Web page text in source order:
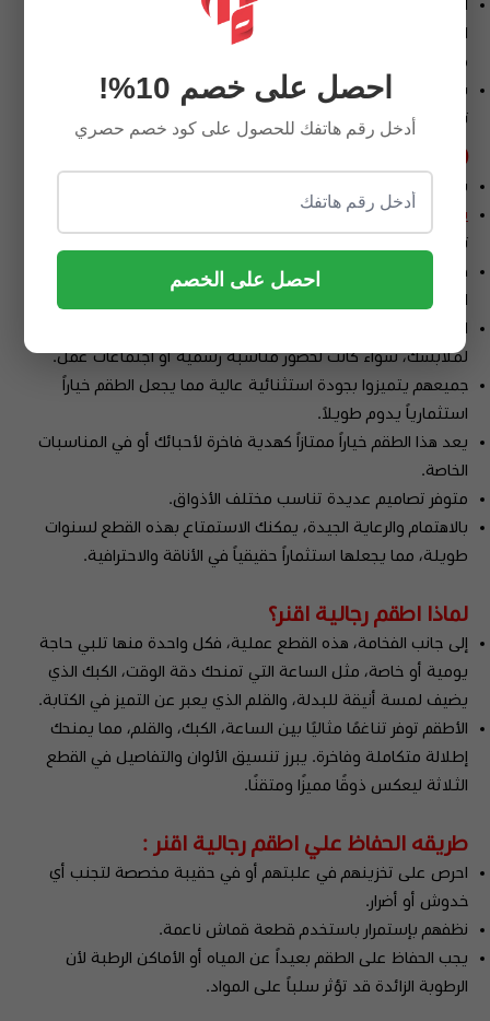
اطقم رجاليه اقنر هي مجموعة متكاملة من الاكسسورات الرجالية
التي تبرز إطلالتك الفاخرة وتكمل مظهرك في كل مناسبة وتضمن لك
مظهراً متناسقاً وجذاباً يعكس ذوقك الرفيع .
يأتي المنتج ضمن ملحقاتها ( علبه ) غير الاصليه في حاله اذا كنت
تريد ملحقات المنتج الاصليه يمكن التواصل مع خدمه العملاء
مميزات اطقم رجالية اقنر :
يتكون كل طقم من ساعة و
ساعات
أقنر بتصاميم راقية تجمع بين الحداثة والكلاسيكية، مع
تفاصيل دقيقة تجعل منها قطعة فنية مميزة.
قلم أقنر يُعتبر إضافة رائعة، سواء كنت تستخدمه في الاجتماعات
المهنية أو كهدية راقية.
الكبك يتميز بتصميمات مبتكرة ودقيقة تضيف لمسة من الرقي
لملابسك، سواء كانت لحضور مناسبة رسمية أو اجتماعات عمل.
جميعهم يتميزوا بجودة استثنائية عالية مما يجعل الطقم خياراً
استثمارياً يدوم طويلاً.
يعد هذا الطقم خياراً ممتازاً كهدية فاخرة لأحبائك أو في المناسبات
الخاصة.
متوفر تصاميم عديدة تناسب مختلف الأذواق.
‎بالاهتمام والرعاية الجيدة، يمكنك الاستمتاع بهذه القطع لسنوات
طويلة، مما يجعلها استثماراً حقيقياً في الأناقة والاحترافية.
لماذا اطقم رجالية اقنر؟
إلى جانب الفخامة، هذه القطع عملية، فكل واحدة منها تلبي حاجة
يومية أو خاصة، مثل الساعة التي تمنحك دقة الوقت، الكبك الذي
يضيف لمسة أنيقة للبدلة، والقلم الذي يعبر عن التميز في الكتابة.
الأطقم توفر تناغمًا مثاليًا بين الساعة، الكبك، والقلم، مما يمنحك
إطلالة متكاملة وفاخرة. يبرز تنسيق الألوان والتفاصيل في القطع
الثلاثة ليعكس ذوقًا مميزًا ومتقنًا.
طريقه الحفاظ علي اطقم رجالية اقنر :
احرص على تخزينهم في علبتهم أو في حقيبة مخصصة لتجنب أي
خدوش أو أضرار.
نظفهم بإستمرار باستخدم قطعة قماش ناعمة.
يجب الحفاظ على الطقم بعيداً عن المياه أو الأماكن الرطبة لأن
الرطوبة الزائدة قد تؤثر سلباً على المواد.
احصل على خصم 10%!
أدخل رقم هاتفك للحصول على كود خصم حصري
احصل على الخصم